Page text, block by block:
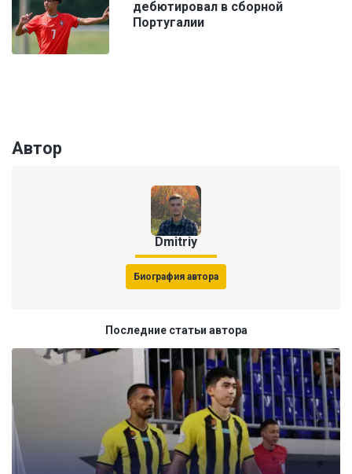
дебютировал в сборной
Португалии
Автор
Dmitriy
Биография автора
Последние статьи автора